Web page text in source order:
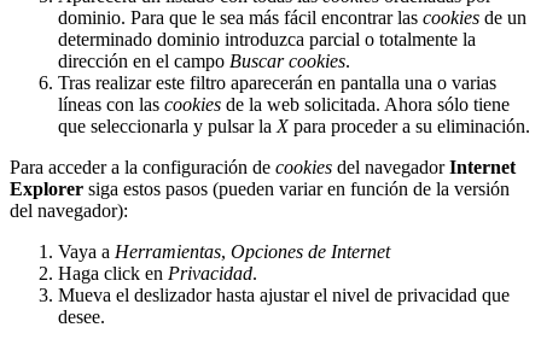
dominio. Para que le sea más fácil encontrar las cookies de un
determinado dominio introduzca parcial o totalmente la
dirección en el campo Buscar cookies.
Tras realizar este filtro aparecerán en pantalla una o varias
líneas con las cookies de la web solicitada. Ahora sólo tiene
que seleccionarla y pulsar la Xpara proceder a su eliminación.
Para acceder a la configuración de cookies del navegadorInternet
Explorer siga estos pasos (pueden variar en función de la versión
del navegador):
Vaya a Herramientas, Opciones de Internet
Haga click en Privacidad.
Mueva el deslizador hasta ajustar el nivel de privacidad que
desee.